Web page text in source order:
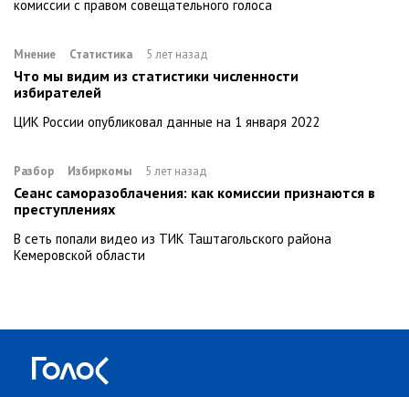
комиссии с правом совещательного голоса
Мнение Статистика 5 лет назад
Что мы видим из статистики численности
избирателей
ЦИК России опубликовал данные на 1 января 2022
Разбор Избиркомы 5 лет назад
Сеанс саморазоблачения: как комиссии признаются в
преступлениях
В сеть попали видео из ТИК Таштагольского района
Кемеровской области